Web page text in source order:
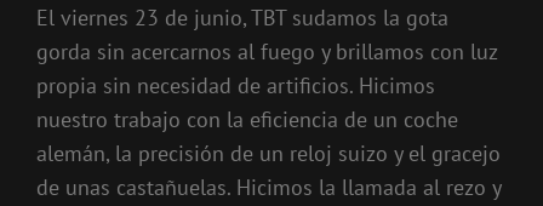
El viernes 23 de junio, TBT sudamos la gota
gorda sin acercarnos al fuego y brillamos con luz
propia sin necesidad de artificios. Hicimos
nuestro trabajo con la eficiencia de un coche
alemán, la precisión de un reloj suizo y el gracejo
de unas castañuelas. Hicimos la llamada al rezo y